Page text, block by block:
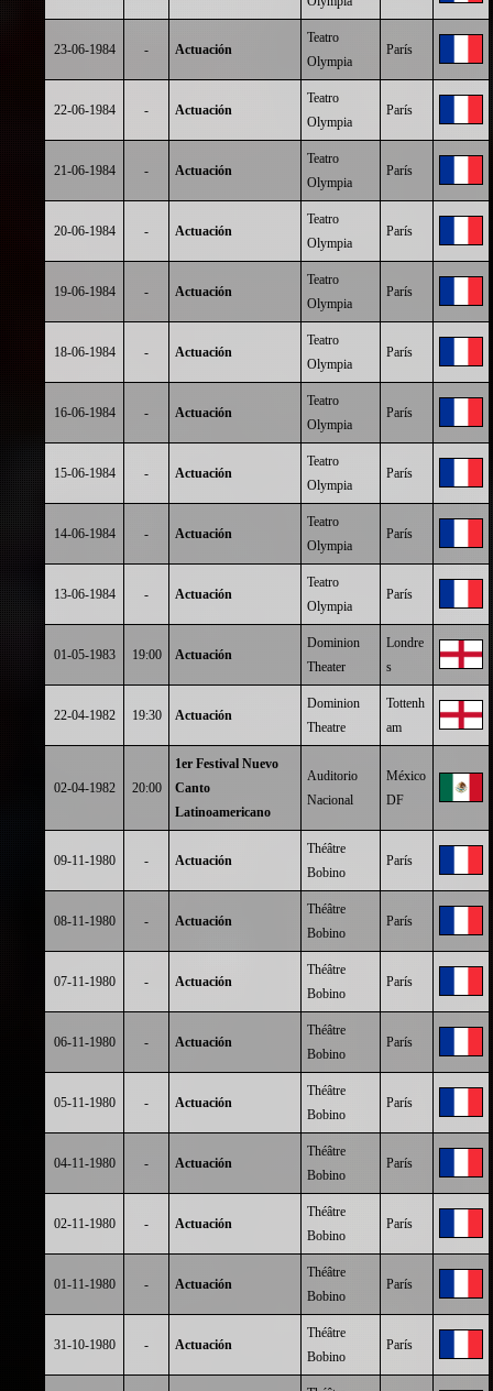
23-06-1984 - Actuación
Teatro
Olympia
París
22-06-1984 - Actuación
Teatro
Olympia
París
21-06-1984 - Actuación
Teatro
Olympia
París
20-06-1984 - Actuación
Teatro
Olympia
París
19-06-1984 - Actuación
Teatro
Olympia
París
18-06-1984 - Actuación
Teatro
Olympia
París
16-06-1984 - Actuación
Teatro
Olympia
París
15-06-1984 - Actuación
Teatro
Olympia
París
14-06-1984 - Actuación
Teatro
Olympia
París
13-06-1984 - Actuación
Teatro
Olympia
París
01-05-1983 19:00 Actuación
Dominion
Theater
Londre
s
22-04-1982 19:30 Actuación
Dominion
Theatre
Tottenh
am
02-04-1982 20:00
1er Festival Nuevo
Canto
Latinoamericano
Auditorio
Nacional
México
DF
09-11-1980 - Actuación
Théâtre
Bobino
París
08-11-1980 - Actuación
Théâtre
Bobino
París
07-11-1980 - Actuación
Théâtre
Bobino
París
06-11-1980 - Actuación
Théâtre
Bobino
París
05-11-1980 - Actuación
Théâtre
Bobino
París
04-11-1980 - Actuación
Théâtre
Bobino
París
02-11-1980 - Actuación
Théâtre
Bobino
París
01-11-1980 - Actuación
Théâtre
Bobino
París
31-10-1980 - Actuación
Théâtre
Bobino
París